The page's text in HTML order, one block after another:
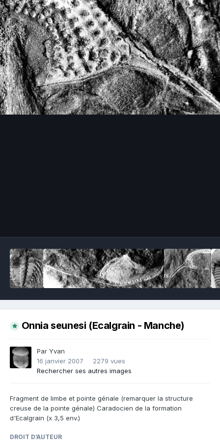
Onnia seunesi (Ecalgrain - Manche)
Par Yvan
16 janvier 2007
2279 vues
Rechercher ses autres images
Fragment de limbe et pointe génale (remarquer la structure
creuse de la pointe génale) Caradocien de la formation
d'Ecalgrain (x 3,5 env.)
DROIT D’AUTEUR